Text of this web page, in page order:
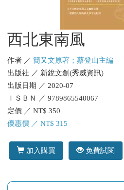
西北東南風
作者 ／ 簡又文原著；蔡登山主編
出版社 ／ 新銳文創(秀威資訊)
出版日期 ／ 2020-07
ＩＳＢＮ ／ 9789865540067
定價 ／ NT$ 350
優惠價 ／ NT$ 315
加入購買 免費試閱